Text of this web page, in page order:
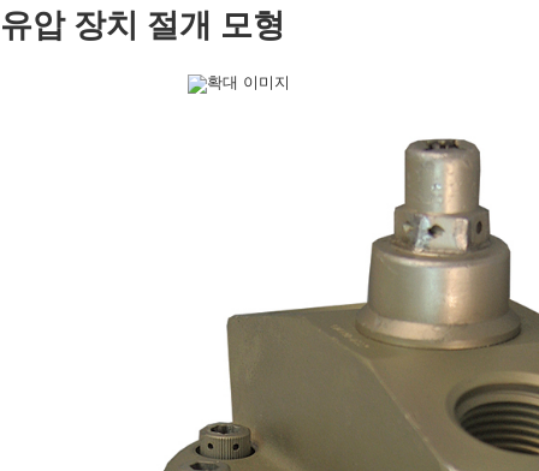
유압 장치 절개 모형